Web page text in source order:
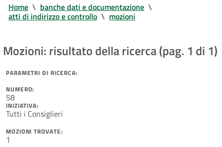
Home \ banche dati e documentazione \
atti di indirizzo e controllo \ mozioni
Mozioni: risultato della ricerca (pag. 1 di 1)
PARAMETRI DI RICERCA:
NUMERO:
58
INIZIATIVA:
Tutti i Consiglieri
MOZIONI TROVATE:
1